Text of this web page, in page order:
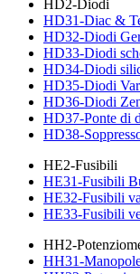
HD2-Diodi
HD31-Diac &
HD32-Diodi
HD33-Diodi
HD34-Diodi
HD35-Diodi
HD36-Diodi
HD37-Ponte di
HD38-
HE2-Fusibili
HE31-Fusibili
HE32-Fusibili
HE33-Fusibili
HH2-
HH31-